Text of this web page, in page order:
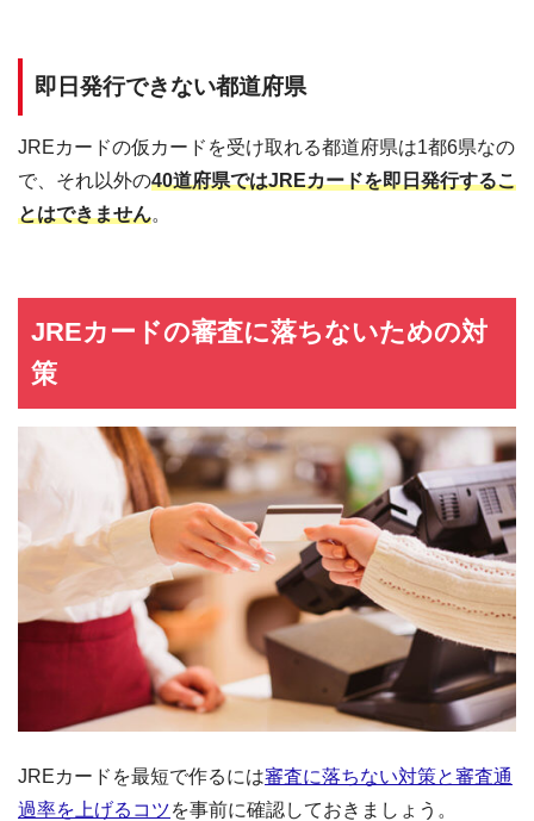
即日発行できない都道府県
JREカードの仮カードを受け取れる都道府県は1都6県なの
で、それ以外の40道府県ではJREカードを即日発行するこ
とはできません。
JREカードの審査に落ちないための対
策
JREカードを最短で作るには審査に落ちない対策と審査通
過率を上げるコツを事前に確認しておきましょう。